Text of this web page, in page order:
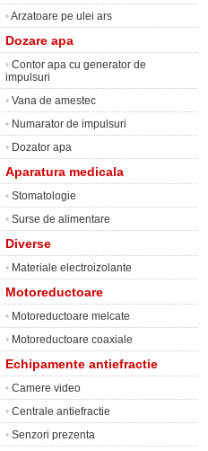
•Arzatoare pe ulei ars
Dozare apa
• Contor apa cu generator de
impulsuri
• Vana de amestec
• Numarator de impulsuri
• Dozator apa
Aparatura medicala
• Stomatologie
• Surse de alimentare
Diverse
• Materiale electroizolante
Motoreductoare
• Motoreductoare melcate
• Motoreductoare coaxiale
Echipamente antiefractie
• Camere video
• Centrale antiefractie
• Senzori prezenta